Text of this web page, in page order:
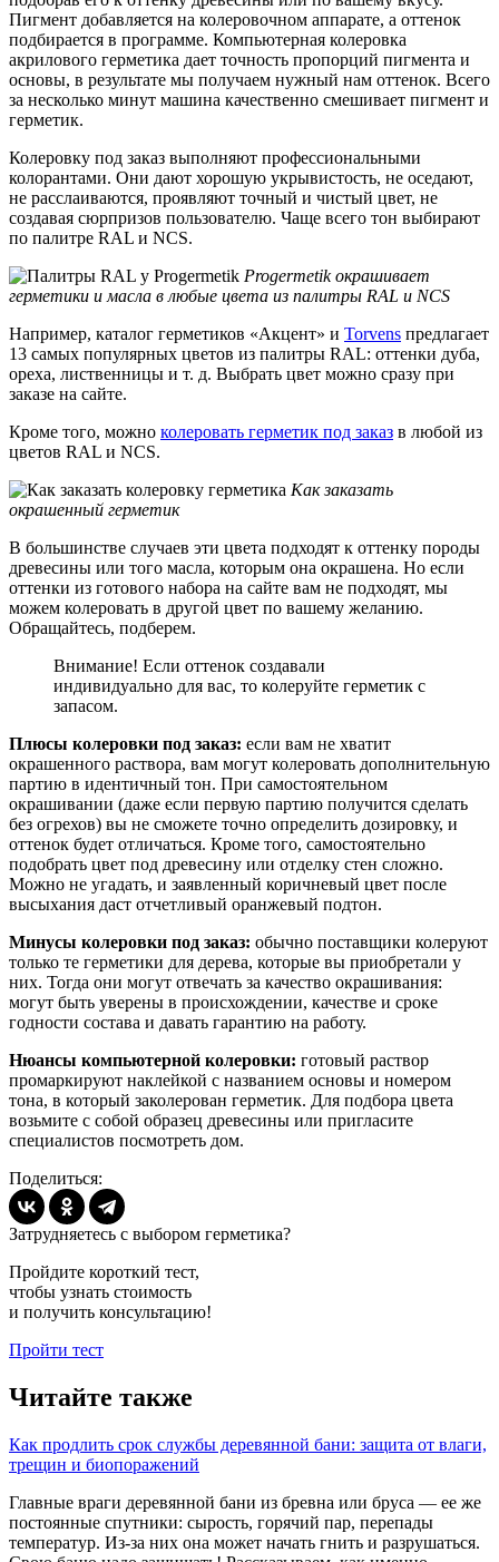
Пигмент добавляется на колеровочном аппарате, а оттенок
подбирается в программе. Компьютерная колеровка
акрилового герметика дает точность пропорций пигмента и
основы, в результате мы получаем нужный нам оттенок. Всего
за несколько минут машина качественно смешивает пигмент и
герметик.
Колеровку под заказ выполняют профессиональными
колорантами. Они дают хорошую укрывистость, не оседают,
не расслаиваются, проявляют точный и чистый цвет, не
создавая сюрпризов пользователю. Чаще всего тон выбирают
по палитре RAL и NCS.
Progermetik окрашивает
герметики и масла в любые цвета из палитры RAL и NCS
Например, каталог герметиков «Акцент» и Torvens предлагает
13 самых популярных цветов из палитры RAL: оттенки дуба,
ореха, лиственницы и т. д. Выбрать цвет можно сразу при
заказе на сайте.
Кроме того, можно колеровать герметик под заказ в любой из
цветов RAL и NCS.
Как заказать
окрашенный герметик
В большинстве случаев эти цвета подходят к оттенку породы
древесины или того масла, которым она окрашена. Но если
оттенки из готового набора на сайте вам не подходят, мы
можем колеровать в другой цвет по вашему желанию.
Обращайтесь, подберем.
Внимание! Если оттенок создавали
индивидуально для вас, то колеруйте герметик с
запасом.
Плюсы колеровки под заказ: если вам не хватит
окрашенного раствора, вам могут колеровать дополнительную
партию в идентичный тон. При самостоятельном
окрашивании (даже если первую партию получится сделать
без огрехов) вы не сможете точно определить дозировку, и
оттенок будет отличаться. Кроме того, самостоятельно
подобрать цвет под древесину или отделку стен сложно.
Можно не угадать, и заявленный коричневый цвет после
высыхания даст отчетливый оранжевый подтон.
Минусы колеровки под заказ: обычно поставщики колеруют
только те герметики для дерева, которые вы приобретали у
них. Тогда они могут отвечать за качество окрашивания:
могут быть уверены в происхождении, качестве и сроке
годности состава и давать гарантию на работу.
Нюансы компьютерной колеровки: готовый раствор
промаркируют наклейкой с названием основы и номером
тона, в который заколерован герметик. Для подбора цвета
возьмите с собой образец древесины или пригласите
специалистов посмотреть дом.
Поделиться:
Затрудняетесь с выбором герметика?
Пройдите короткий тест,
чтобы узнать стоимость
и получить консультацию!
Пройти тест
Читайте также
Как продлить срок службы деревянной бани: защита от влаги,
трещин и биопоражений
Главные враги деревянной бани из бревна или бруса — ее же
постоянные спутники: сырость, горячий пар, перепады
температур. Из-за них она может начать гнить и разрушаться.